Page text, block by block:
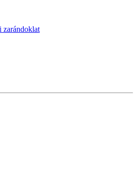
zarándoklat